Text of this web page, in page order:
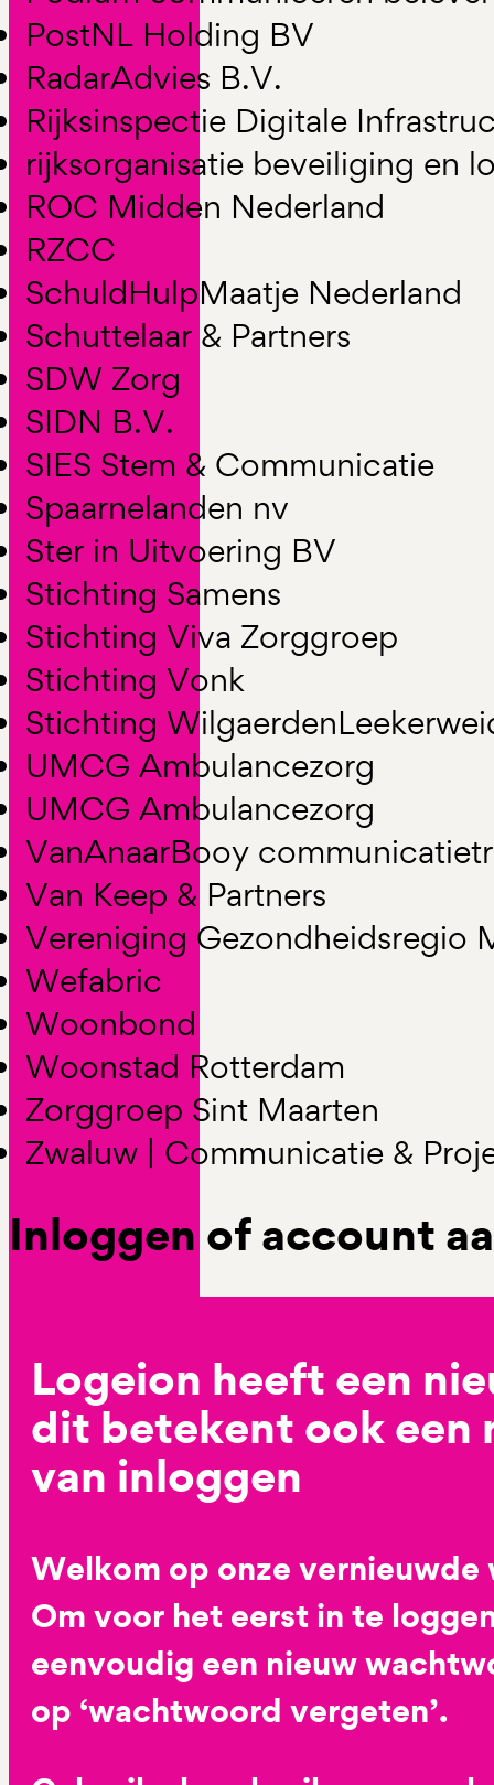
PostNL Holding BV
RadarAdvies B.V.
Rijksinspectie Digitale
rijksorganisatie beveiliging en
ROC Midden Nederland
RZCC
SchuldHulpMaatje Nederland
Schuttelaar & Partners
SDW Zorg
SIDN B.V.
SIES Stem & Communicatie
Spaarnelanden nv
Ster in Uitvoering BV
Stichting Samens
Stichting Viva Zorggroep
Stichting Vonk
Stichting
UMCG Ambulancezorg
UMCG Ambulancezorg
VanAnaarBooy
Van Keep & Partners
Vereniging Gezondheidsregio
Wefabric
Woonbond
Woonstad Rotterdam
Zorggroep Sint Maarten
Zwaluw | Communicatie &
Inloggen of account
Logeion heeft een
dit betekent ook een
van inloggen
Welkom op onze vernieuwde
Om voor het eerst in te
eenvoudig een nieuw
op ‘wachtwoord vergeten’.